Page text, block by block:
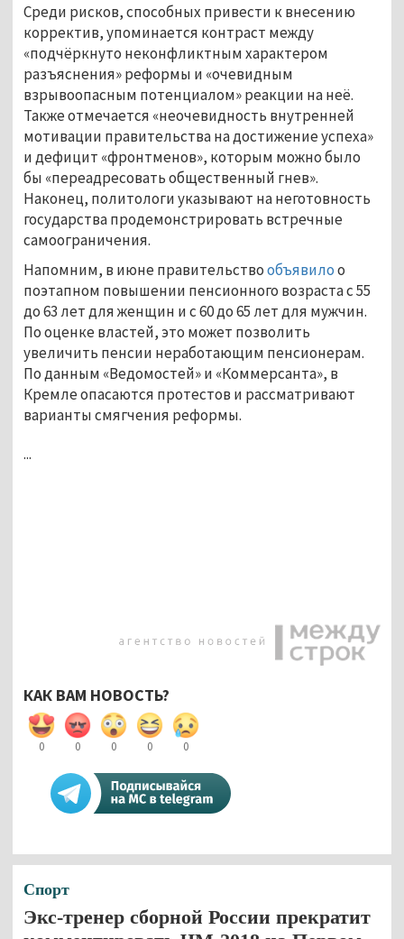
Среди рисков, способных привести к внесению
корректив, упоминается контраст между
«подчёркнуто неконфликтным характером
разъяснения» реформы и «очевидным
взрывоопасным потенциалом» реакции на неё.
Также отмечается «неочевидность внутренней
мотивации правительства на достижение успеха»
и дефицит «фронтменов», которым можно было
бы «переадресовать общественный гнев».
Наконец, политологи указывают на неготовность
государства продемонстрировать встречные
самоограничения.
Напомним, в июне правительствообъявилоо
поэтапном повышении пенсионного возраста с 55
до 63 лет для женщин и с 60 до 65 лет для мужчин.
По оценке властей, это может позволить
увеличить пенсии неработающим пенсионерам.
По данным «Ведомостей» и «Коммерсанта», в
Кремле опасаются протестов и рассматривают
варианты смягчения реформы.
...
КАК ВАМ НОВОСТЬ?
0 0 0 0 0
Спорт
Экс-тренер сборной России прекратит